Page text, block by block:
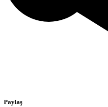
Paylaş